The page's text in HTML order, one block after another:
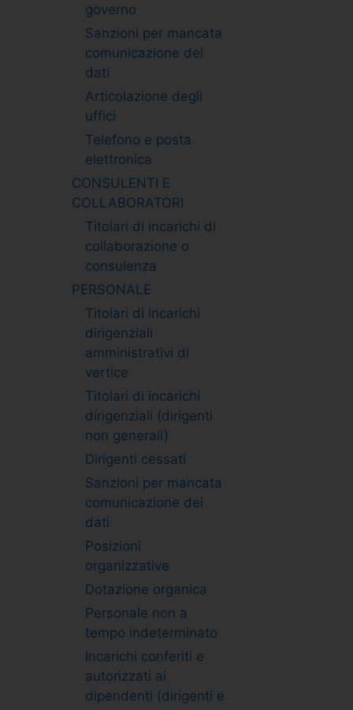
governo
Sanzioni per mancata
comunicazione dei
dati
Articolazione degli
uffici
Telefono e posta
elettronica
CONSULENTI E
COLLABORATORI
Titolari di incarichi di
collaborazione o
consulenza
PERSONALE
Titolari di incarichi
dirigenziali
amministrativi di
vertice
Titolari di incarichi
dirigenziali (dirigenti
non generali)
Dirigenti cessati
Sanzioni per mancata
comunicazione dei
dati
Posizioni
organizzative
Dotazione organica
Personale non a
tempo indeterminato
Incarichi conferiti e
autorizzati ai
dipendenti (dirigenti e